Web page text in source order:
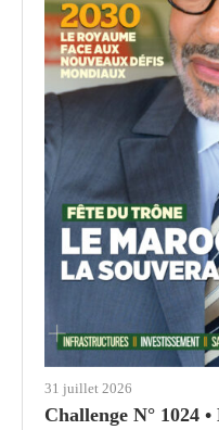
31 juillet 2026
Challenge N° 1024